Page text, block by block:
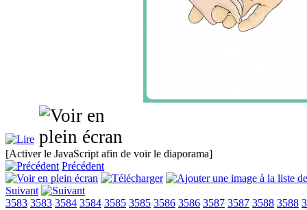
[Activer le JavaScript afin de voir le diaporama]
Précédent
Suivant
3583 3583 3584 3584 3585 3585 3586 3586 3587 3587 3588 3588